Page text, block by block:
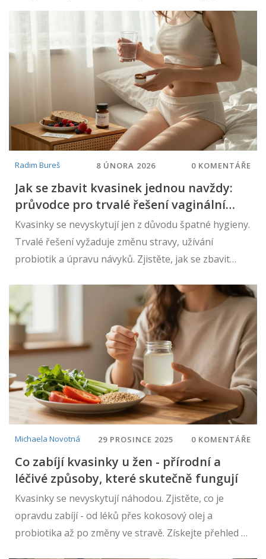
Radim Bureš 8 ÚNORA 2026 0 KOMENTÁŘE
Jak se zbavit kvasinek jednou navždy:
průvodce pro trvalé řešení vaginální
mykózy
Kvasinky se nevyskytují jen z důvodu špatné hygieny.
Trvalé řešení vyžaduje změnu stravy, užívání
probiotik a úpravu návyků. Zjistěte, jak se zbavit
Michaela Novotná 29 PROSINCE 2025 0 KOMENTÁŘE
Co zabíjí kvasinky u žen - přírodní a
léčivé způsoby, které skutečně fungují
Kvasinky se nevyskytují náhodou. Zjistěte, co je
opravdu zabíjí - od léků přes kokosový olej a
probiotika až po změny ve stravě. Získejte přehled o